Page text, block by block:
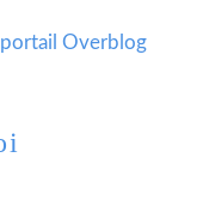
Overblog